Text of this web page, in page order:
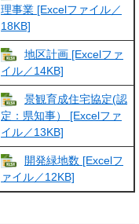
理事業 [Excelファイル／
18KB]
地区計画 [Excelファ
イル／14KB]
景観育成住宅協定(認
定：県知事） [Excelファ
イル／13KB]
開発緑地数 [Excelフ
ァイル／12KB]